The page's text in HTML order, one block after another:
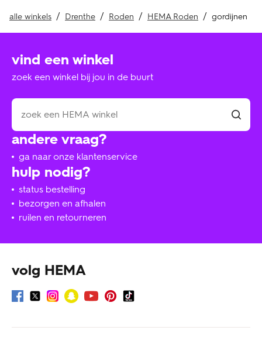
alle winkels Drenthe Roden HEMA Roden gordijnen
hulp nodig?
status bestelling
bezorgen en afhalen
ruilen en retourneren
andere vraag?
ga naar onze klantenservice
vind een winkel
zoek een winkel bij jou in de buurt
volg HEMA